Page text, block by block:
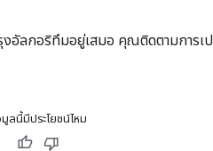
งอัลกอริทึมอยู่เสมอ คุณติดตามการเ
ลนี้มีประโยชน์ไหม